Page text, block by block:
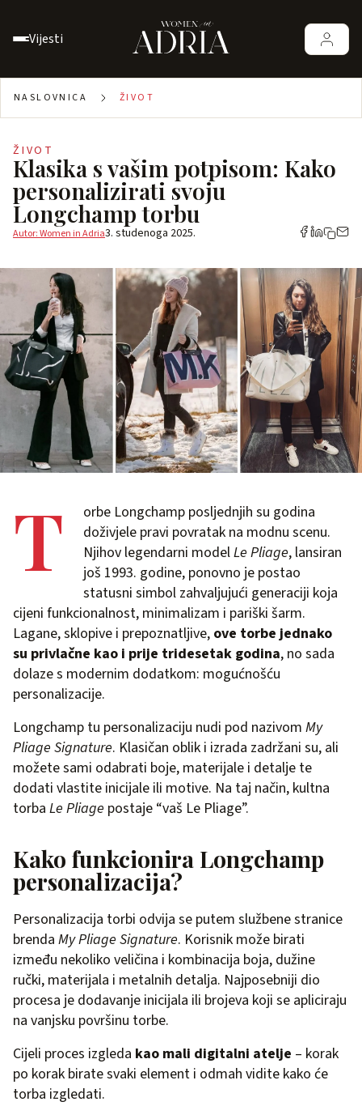
Vijesti
NASLOVNICA ŽIVOT
ŽIVOT
Klasika s vašim potpisom: Kako
personalizirati svoju
Longchamp torbu
Autor: Women in Adria3. studenoga 2025.
T
orbe Longchamp posljednjih su godina
doživjele pravi povratak na modnu scenu.
Njihov legendarni modelLe Pliage, lansiran
još 1993. godine, ponovno je postao
statusni simbol zahvaljujući generaciji koja
cijeni funkcionalnost, minimalizam i pariški šarm.
Lagane, sklopive i prepoznatljive, ove torbe jednako
su privlačne kao i prije tridesetak godina, no sada
dolaze s modernim dodatkom: mogućnošću
personalizacije.
Longchamp tu personalizaciju nudi pod nazivom My
Pliage Signature. Klasičan oblik i izrada zadržani su, ali
možete sami odabrati boje, materijale i detalje te
dodati vlastite inicijale ili motive. Na taj način, kultna
torba Le Pliage postaje “vaš Le Pliage”.
Kako funkcionira Longchamp
personalizacija?
Personalizacija torbi odvija se putem službene stranice
brenda My Pliage Signature. Korisnik može birati
između nekoliko veličina i kombinacija boja, dužine
ručki, materijala i metalnih detalja. Najposebniji dio
procesa je dodavanje inicijala ili brojeva koji se apliciraju
na vanjsku površinu torbe.
Cijeli proces izgleda kao mali digitalni atelje – korak
po korak birate svaki element i odmah vidite kako će
torba izgledati.